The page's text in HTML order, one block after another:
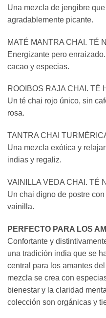
Una mezcla de jengibre
agradablemente picante.
MATÉ MANTRA CHAI. TÉ
Energizante pero
cacao y especias.
ROOIBOS RAJA CHAI. TÉ
Un té chai rojo único, sin
rosa.
TANTRA CHAI
Una mezcla exótica y
indias y regaliz.
VAINILLA VEDA CHAI. TÉ
Un chai digno de postre
vainilla.
PERFECTO PARA LOS
Confortante y
una tradición india que se
central para los amantes
mezcla se crea con
bienestar y la claridad
colección son orgánicas y